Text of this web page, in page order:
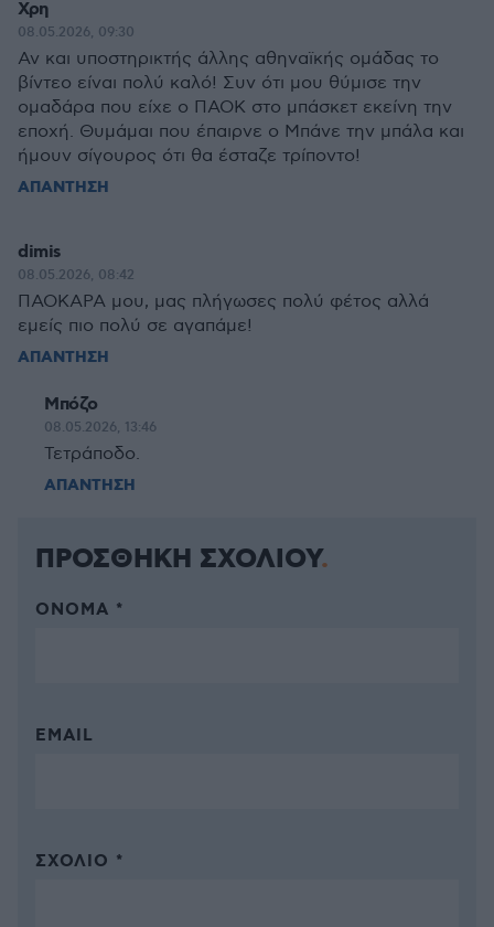
Χρη
08.05.2026, 09:30
Αν και υποστηρικτής άλλης αθηναϊκής ομάδας το
βίντεο είναι πολύ καλό! Συν ότι μου θύμισε την
ομαδάρα που είχε ο ΠΑΟΚ στο μπάσκετ εκείνη την
εποχή. Θυμάμαι που έπαιρνε ο Μπάνε την μπάλα και
ήμουν σίγουρος ότι θα έσταζε τρίποντο!
ΑΠΑΝΤΗΣΗ
dimis
08.05.2026, 08:42
ΠΑΟΚΑΡΑ μου, μας πλήγωσες πολύ φέτος αλλά
εμείς πιο πολύ σε αγαπάμε!
ΑΠΑΝΤΗΣΗ
Μπόζο
08.05.2026, 13:46
Τετράποδο.
ΑΠΑΝΤΗΣΗ
ΠΡΟΣΘΗΚΗ ΣΧΟΛΙΟΥ
ΌΝΟΜΑ *
EMAIL
ΣΧΌΛΙΟ *